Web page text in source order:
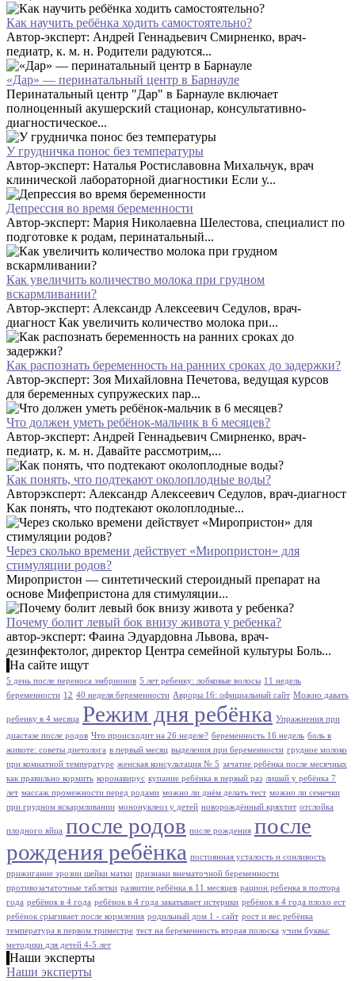
Как научить ребёнка ходить самостоятельно?
Автор-эксперт: Андрей Геннадьевич Смирненко, врач-
педиатр, к. м. н. Родители радуются...
«Дар» — перинатальный центр в Барнауле
Перинатальный центр "Дар" в Барнауле включает
полноценный акушерский стационар, консультативно-
диагностическое...
У грудничка понос без температуры
Автор-эксперт: Наталья Ростиславовна Михальчук, врач
клинической лабораторной диагностики Если у...
Депрессия во время беременности
Автор-эксперт: Мария Николаевна Шелестова, специалист по
подготовке к родам, перинатальный...
Как увеличить количество молока при грудном
вскармливании?
Автор-эксперт: Александр Алексеевич Седулов, врач-
диагност Как увеличить количество молока при...
Как распознать беременность на ранних сроках до задержки?
Автор-эксперт: Зоя Михайловна Печетова, ведущая курсов
для беременных супружеских пар...
Что должен уметь ребёнок-мальчик в 6 месяцев?
Автор-эксперт: Андрей Геннадьевич Смирненко, врач-
педиатр, к. м. н. Давайте рассмотрим,...
Как понять, что подтекают околоплодные воды?
Авторэксперт: Александр Алексеевич Седулов, врач-диагност
Как понять, что подтекают околоплодные...
Через сколько времени действует «Миропристон» для
стимуляции родов?
Миропристон — синтетический стероидный препарат на
основе Мифепристона для стимуляции...
Почему болит левый бок внизу живота у ребенка?
автор-эксперт: Фаина Эдуардовна Львова, врач-
дезинфектолог, директор Центра семейной культуры Боль...
На сайте ищут
5 день после переноса эмбрионов 5 лет ребенку: лобковые волосы 11 недель
беременности 12 40 неделя беременности Авроры 16: официальный сайт Можно давать
ребенку в 4 месяца Режим дня ребёнка Упражнения при
диастазе после родов Что происходит на 26 неделе? беременность 16 недель боль в
животе: советы диетолога в первый месяц выделения при беременности грудное молоко
при комнатной температуре женская консультация № 5 зачатие ребёнка после месячных
как правильно кормить коронавирус купание ребёнка в первый раз лишай у ребёнка 7
лет массаж промежности перед родами можно ли днём делать тест можно ли семечки
при грудном вскармливании мононуклеоз у детей новорождённый кряхтит отслойка
плодного яйца после родов после рождения после
рождения ребёнка постоянная усталость и сонливость
прижигание эрозии шейки матки признаки внематочной беременности
противозачаточные таблетки развитие ребёнка в 11 месяцев рацион ребенка в полтора
года ребёнок в 4 года ребёнок в 4 года закатывает истерики ребёнок в 4 года плохо ест
ребёнок срыгивает после кормления родильный дом 1 - сайт рост и вес ребёнка
температура в первом триместре тест на беременность вторая полоска учим буквы:
методики для детей 4-5 лет
Наши эксперты
Наши эксперты